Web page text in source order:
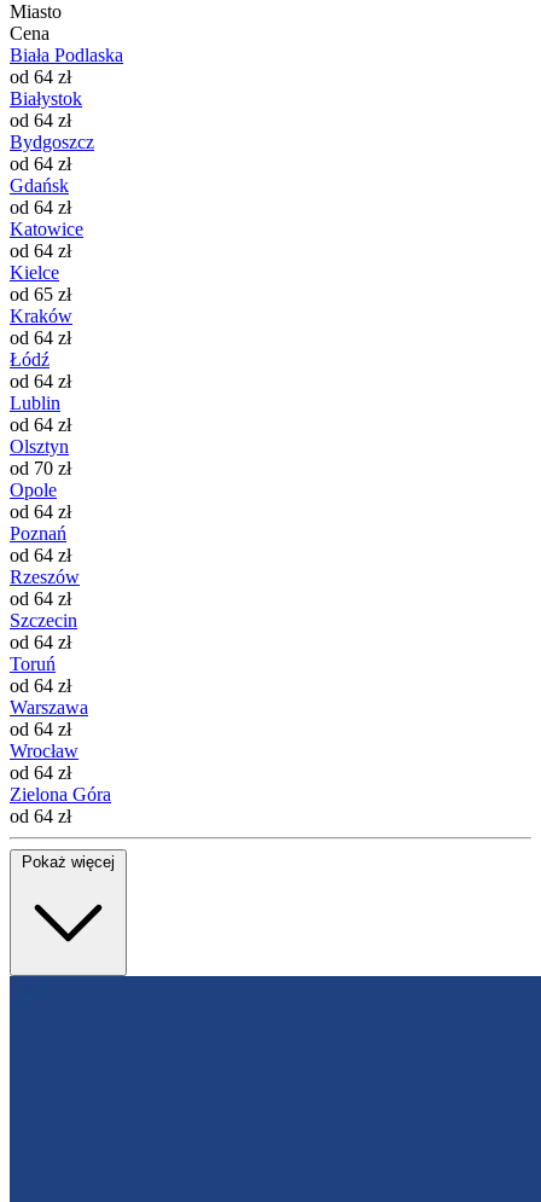
Miasto
Cena
Biała Podlaska
od 64 zł
Białystok
od 64 zł
Bydgoszcz
od 64 zł
Gdańsk
od 64 zł
Katowice
od 64 zł
Kielce
od 65 zł
Kraków
od 64 zł
Łódź
od 64 zł
Lublin
od 64 zł
Olsztyn
od 70 zł
Opole
od 64 zł
Poznań
od 64 zł
Rzeszów
od 64 zł
Szczecin
od 64 zł
Toruń
od 64 zł
Warszawa
od 64 zł
Wrocław
od 64 zł
Zielona Góra
od 64 zł